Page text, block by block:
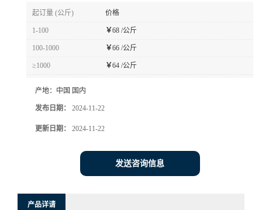
起订量 (公斤) 价格
1-100 ￥68 /公斤
100-1000 ￥66 /公斤
≥1000 ￥64 /公斤
产地： 中国 国内
发布日期： 2024-11-22
更新日期： 2024-11-22
发送咨询信息
产品详请